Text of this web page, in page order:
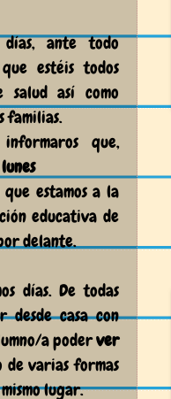
días, ante todo
estéis todos
así como
familias.
que,
lunes
estamos a la
educativa de
delante.
días. De todas
desde casa con
a poderver
varias formas
lugar.